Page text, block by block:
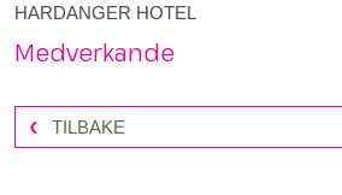
HARDANGER HOTEL
Medverkande
TILBAKE